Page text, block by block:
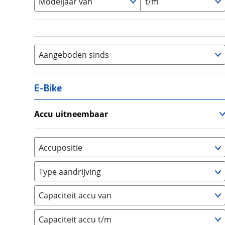
Aangeboden sinds
E-Bike
Accu uitneembaar
Nee, vast (0)
Accupositie
Bagagedrager (0)
Frame (0 )
Vloer (0
Achterbank (0)
Kofferbak (0)
Type aandrijving
Achterwiel (0)
Trapas
Voorwiel
Capaciteit accu van
Capaciteit accu t/m